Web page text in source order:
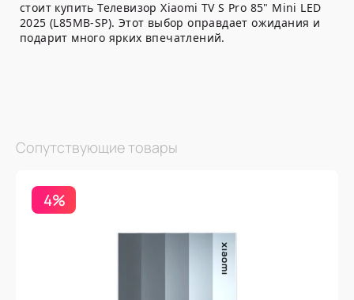
стоит купить Телевизор Xiaomi TV S Pro 85" Mini LED
2025 (L85MB-SP). Этот выбор оправдает ожидания и
подарит много ярких впечатлений.
Сопутствующие товары
4%